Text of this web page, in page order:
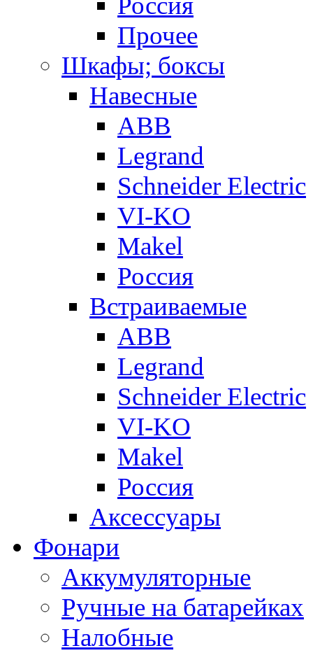
Прочее
Шкафы; боксы
Навесные
ABB
Legrand
Schneider Electric
VI-KO
Makel
Россия
Встраиваемые
ABB
Legrand
Schneider Electric
VI-KO
Makel
Россия
Аксессуары
Фонари
Аккумуляторные
Ручные на батарейках
Налобные